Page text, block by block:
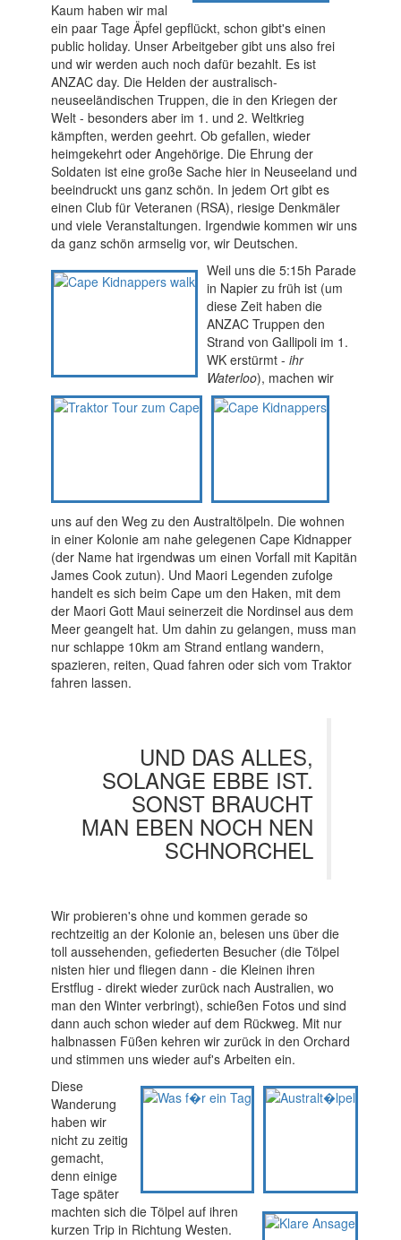
Kaum haben wir mal
ein paar Tage Äpfel gepflückt, schon gibt's einen
public holiday. Unser Arbeitgeber gibt uns also frei
und wir werden auch noch dafür bezahlt. Es ist
ANZAC day. Die Helden der australisch-
neuseeländischen Truppen, die in den Kriegen der
Welt - besonders aber im 1. und 2. Weltkrieg
kämpften, werden geehrt. Ob gefallen, wieder
heimgekehrt oder Angehörige. Die Ehrung der
Soldaten ist eine große Sache hier in Neuseeland und
beeindruckt uns ganz schön. In jedem Ort gibt es
einen Club für Veteranen (RSA), riesige Denkmäler
und viele Veranstaltungen. Irgendwie kommen wir uns
da ganz schön armselig vor, wir Deutschen.
Weil uns die 5:15h Parade
in Napier zu früh ist (um
diese Zeit haben die
ANZAC Truppen den
Strand von Gallipoli im 1.
WK erstürmt - ihr
Waterloo), machen wir
uns auf den Weg zu den Australtölpeln. Die wohnen
in einer Kolonie am nahe gelegenen Cape Kidnapper
(der Name hat irgendwas um einen Vorfall mit Kapitän
James Cook zutun). Und Maori Legenden zufolge
handelt es sich beim Cape um den Haken, mit dem
der Maori Gott Maui seinerzeit die Nordinsel aus dem
Meer geangelt hat. Um dahin zu gelangen, muss man
nur schlappe 10km am Strand entlang wandern,
spazieren, reiten, Quad fahren oder sich vom Traktor
fahren lassen.
UND DAS ALLES,
SOLANGE EBBE IST.
SONST BRAUCHT
MAN EBEN NOCH NEN
SCHNORCHEL
Wir probieren's ohne und kommen gerade so
rechtzeitig an der Kolonie an, belesen uns über die
toll aussehenden, gefiederten Besucher (die Tölpel
nisten hier und fliegen dann - die Kleinen ihren
Erstflug - direkt wieder zurück nach Australien, wo
man den Winter verbringt), schießen Fotos und sind
dann auch schon wieder auf dem Rückweg. Mit nur
halbnassen Füßen kehren wir zurück in den Orchard
und stimmen uns wieder auf's Arbeiten ein.
Diese
Wanderung
haben wir
nicht zu zeitig
gemacht,
denn einige
Tage später
machten sich die Tölpel auf ihren
kurzen Trip in Richtung Westen.